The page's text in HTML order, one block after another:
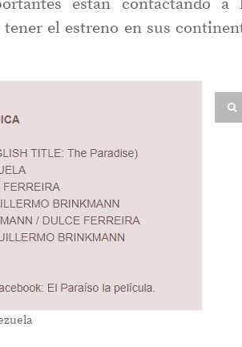
están contactando a
el estreno en sus